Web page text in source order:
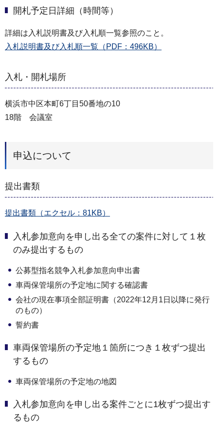
開札予定日詳細（時間等）
詳細は入札説明書及び入札順一覧参照のこと。
入札説明書及び入札順一覧（PDF：496KB）
入札・開札場所
横浜市中区本町6丁目50番地の10
18階 会議室
申込について
提出書類
提出書類（エクセル：81KB）
入札参加意向を申し出る全ての案件に対して１枚
のみ提出するもの
公募型指名競争入札参加意向申出書
車両保管場所の予定地に関する確認書
会社の現在事項全部証明書（2022年12月1日以降に発行
のもの）
誓約書
車両保管場所の予定地１箇所につき１枚ずつ提出
するもの
車両保管場所の予定地の地図
入札参加意向を申し出る案件ごとに1枚ずつ提出す
るもの